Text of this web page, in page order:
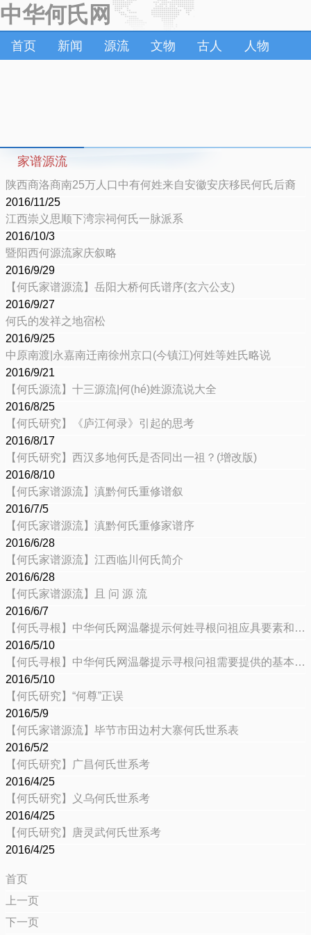
中华何氏网
首页 新闻 源流 文物 古人 人物
家谱源流
陕西商洛商南25万人口中有何姓来自安徽安庆移民何氏后裔
2016/11/25
江西崇义思顺下湾宗祠何氏一脉派系
2016/10/3
暨阳西何源流家庆叙略
2016/9/29
【何氏家谱源流】岳阳大桥何氏谱序(玄六公支)
2016/9/27
何氏的发祥之地宿松
2016/9/25
中原南渡|永嘉南迁南徐州京口(今镇江)何姓等姓氏略说
2016/9/21
【何氏源流】十三源流|何(hé)姓源流说大全
2016/8/25
【何氏研究】《庐江何录》引起的思考
2016/8/17
【何氏研究】西汉多地何氏是否同出一祖？(增改版)
2016/8/10
【何氏家谱源流】滇黔何氏重修谱叙
2016/7/5
【何氏家谱源流】滇黔何氏重修家谱序
2016/6/28
【何氏家谱源流】江西临川何氏简介
2016/6/28
【何氏家谱源流】且 问 源 流
2016/6/7
【何氏寻根】中华何氏网温馨提示何姓寻根问祖应具要素和小技巧
2016/5/10
【何氏寻根】中华何氏网温馨提示寻根问祖需要提供的基本材料
2016/5/10
【何氏研究】“何尊”正误
2016/5/9
【何氏家谱源流】毕节市田边村大寨何氏世系表
2016/5/2
【何氏研究】广昌何氏世系考
2016/4/25
【何氏研究】义乌何氏世系考
2016/4/25
【何氏研究】唐灵武何氏世系考
2016/4/25
首页
上一页
下一页